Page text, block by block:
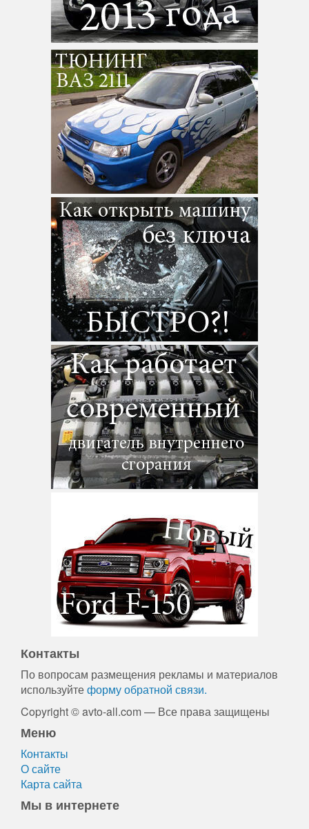
Контакты
По вопросам размещения рекламы и материалов
используйтеформу обратной связи.
Copyright © avto-all.com — Все права защищены
Меню
Контакты
О сайте
Карта сайта
Мы в интернете